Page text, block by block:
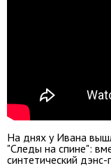
На днях у Ивана
"Следы на спине":
синтетический дэнс-